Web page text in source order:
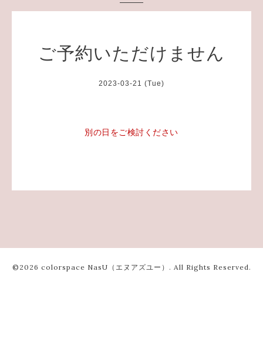
ご予約いただけません
2023-03-21 (Tue)
別の日をご検討ください
©2026 colorspace NasU（エヌアズユー） . All Rights Reserved.